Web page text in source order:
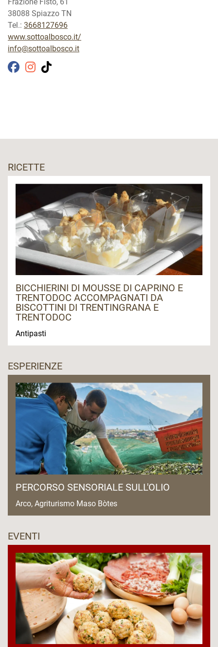
38088 Spiazzo TN
Tel.: 3668127696
www.sottoalbosco.it/
info@sottoalbosco.it
RICETTE
BICCHIERINI DI MOUSSE DI CAPRINO E
TRENTODOC ACCOMPAGNATI DA
BISCOTTINI DI TRENTINGRANA E
TRENTODOC
Antipasti
ESPERIENZE
PERCORSO SENSORIALE SULL'OLIO
Arco, Agriturismo Maso Bòtes
EVENTI